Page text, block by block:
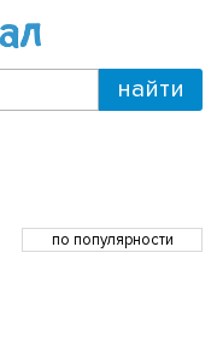
по популярности